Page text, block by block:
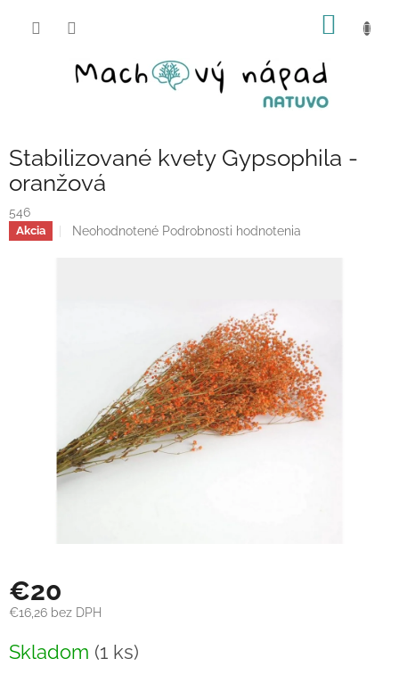
Stabilizované kvety Gypsophila -
oranžová
546
Akcia
Priemerné
Neohodnotené Podrobnosti hodnotenia
€20
€16,26 bez DPH
cena:
Skladom (1 ks)